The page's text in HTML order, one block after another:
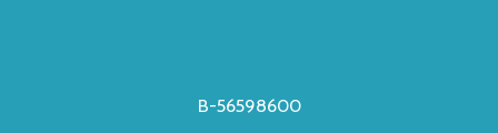
B-56598600